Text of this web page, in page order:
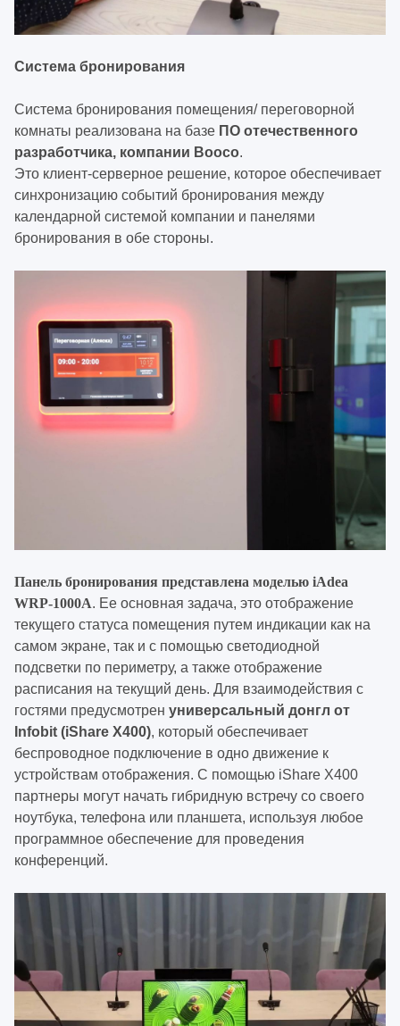
Система бронирования
Система бронирования помещения/ переговорной
комнаты реализована на базе ПО отечественного
разработчика, компании Booco.
Это клиент-серверное решение, которое обеспечивает
синхронизацию событий бронирования между
календарной системой компании и панелями
бронирования в обе стороны.
Панель бронирования представлена моделью iAdea
WRP-1000A. Ее основная задача, это отображение
текущего статуса помещения путем индикации как на
самом экране, так и с помощью светодиодной
подсветки по периметру, а также отображение
расписания на текущий день. Для взаимодействия с
гостями предусмотрен универсальный донгл от
Infobit (iShare X400), который обеспечивает
беспроводное подключение в одно движение к
устройствам отображения. С помощью iShare X400
партнеры могут начать гибридную встречу со своего
ноутбука, телефона или планшета, используя любое
программное обеспечение для проведения
конференций.